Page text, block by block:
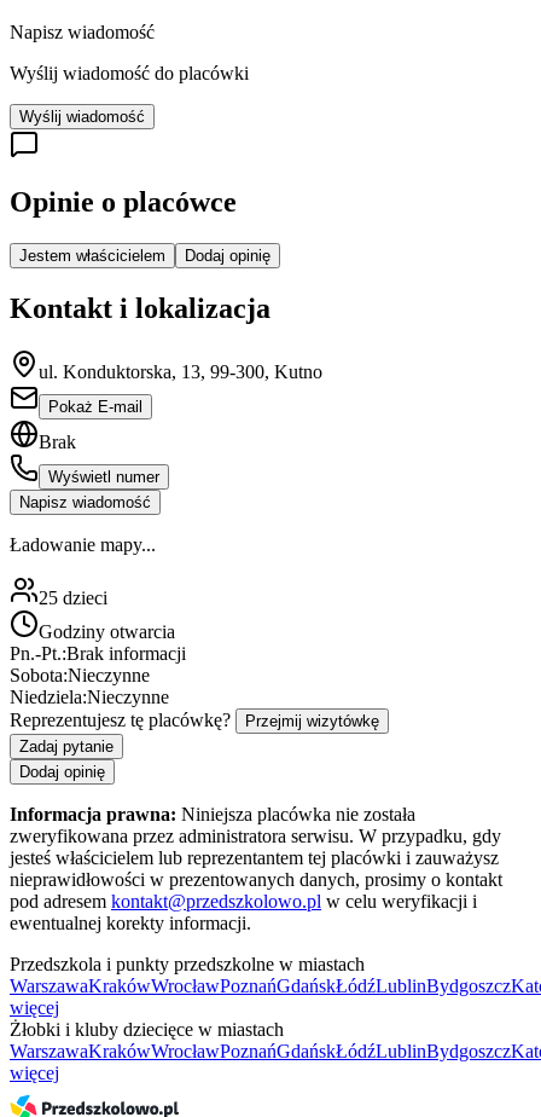
Napisz wiadomość
Wyślij wiadomość do placówki
Wyślij wiadomość
Opinie o placówce
Jestem właścicielem Dodaj opinię
Kontakt i lokalizacja
ul. Konduktorska, 13, 99-300, Kutno
Pokaż E-mail
Brak
Wyświetl numer
Napisz wiadomość
Ładowanie mapy...
25 dzieci
Godziny otwarcia
Pn.-Pt.:Brak informacji
Sobota:Nieczynne
Niedziela:Nieczynne
Reprezentujesz tę placówkę?
Przejmij wizytówkę
Zadaj pytanie
Dodaj opinię
Informacja prawna: Niniejsza placówka nie została
zweryfikowana przez administratora serwisu. W przypadku, gdy
jesteś właścicielem lub reprezentantem tej placówki i zauważysz
nieprawidłowości w prezentowanych danych, prosimy o kontakt
pod adresem kontakt@przedszkolowo.pl w celu weryfikacji i
ewentualnej korekty informacji.
Przedszkola i punkty przedszkolne w miastach
WarszawaKrakówWrocławPoznańGdańskŁódźLublinBydgoszcz
więcej
Żłobki i kluby dziecięce w miastach
WarszawaKrakówWrocławPoznańGdańskŁódźLublinBydgoszcz
więcej